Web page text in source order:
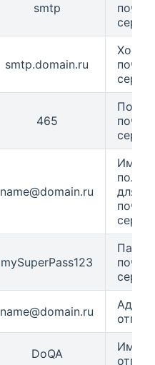
smtp
smtp.domain.ru
Хост
465
Порт
name@domain.ru
Имя
для
mySuperPass123
name@domain.ru
Адрес
DoQA
Имя